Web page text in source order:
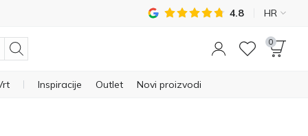
4.8 HR
0
Inspiracije Outlet Novi proizvodi